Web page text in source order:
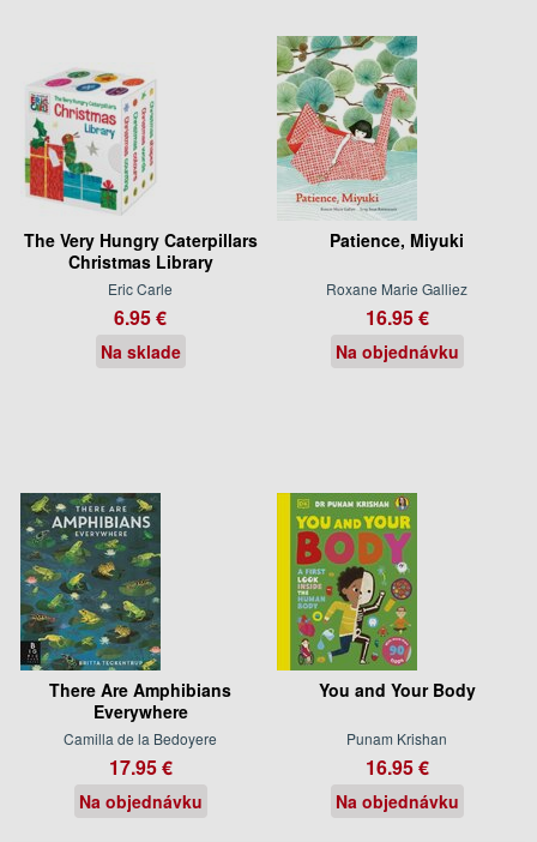
The Very Hungry Caterpillars
Christmas Library
Eric Carle
6.95 €
Na sklade
Patience, Miyuki
Roxane Marie Galliez
16.95 €
Na objednávku
There Are Amphibians
Everywhere
Camilla de la Bedoyere
17.95 €
Na objednávku
You and Your Body
Punam Krishan
16.95 €
Na objednávku